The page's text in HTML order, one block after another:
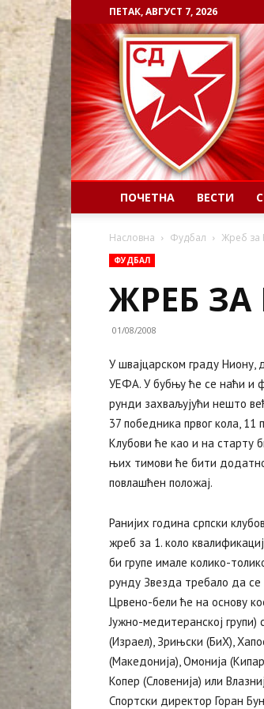
ПЕТАК, АВГУСТ 7, 2026
ПОЧЕТНА ВЕСТИ
Насловна Фудбал Жреб за
ФУДБАЛ
ЖРЕБ ЗА
01/08/2008
У швајцарском граду Ниону,
УЕФА. У бубњу ће се наћи и
рунди захваљујући нешто
37 победника првог кола,
Клубови ће као и на старту
њих тимови ће бити
повлашћен положај.
Ранијих година српски
жреб за 1. коло
би групе имале колико-
рунду Звезда требало да
Црвено-бели ће на основу
Јужно-медитеранској групи)
(Израел), Зрињски (БиХ),
(Македонија), Омонија
Копер (Словенија) или
Спортски директор Горан